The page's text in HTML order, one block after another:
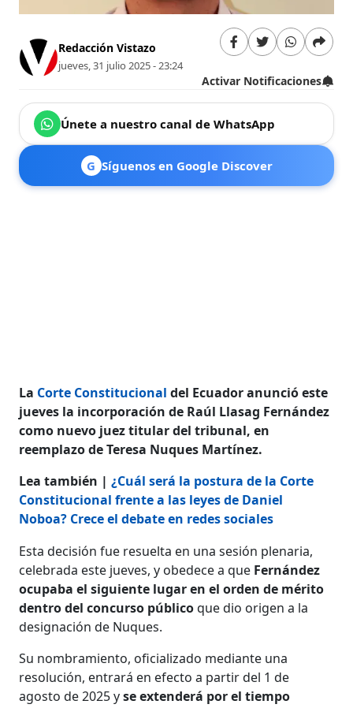
Redacción Vistazo
jueves, 31 julio 2025 - 23:24
Activar Notificaciones
Únete a nuestro canal de WhatsApp
G Síguenos en Google Discover
La Corte Constitucional del Ecuador anunció este
jueves la incorporación de Raúl Llasag Fernández
como nuevo juez titular del tribunal, en
reemplazo de Teresa Nuques Martínez.
Lea también |¿Cuál será la postura de la Corte
Constitucional frente a las leyes de Daniel
Noboa? Crece el debate en redes sociales
Esta decisión fue resuelta en una sesión plenaria,
celebrada este jueves, y obedece a que Fernández
ocupaba el siguiente lugar en el orden de mérito
dentro del concurso públicoque dio origen a la
designación de Nuques.
Su nombramiento, oficializado mediante una
resolución, entrará en efecto a partir del 1 de
agosto de 2025 yse extenderá por el tiempo